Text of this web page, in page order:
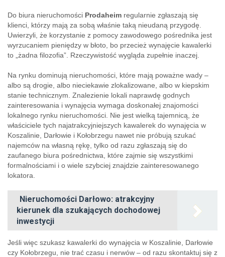
Do biura nieruchomości Prodaheim regularnie zgłaszają się
klienci, którzy mają za sobą właśnie taką nieudaną przygodę.
Uwierzyli, że korzystanie z pomocy zawodowego pośrednika jest
wyrzucaniem pieniędzy w błoto, bo przecież wynajęcie kawalerki
to „żadna filozofia”. Rzeczywistość wygląda zupełnie inaczej.
Na rynku dominują nieruchomości, które mają poważne wady –
albo są drogie, albo nieciekawie zlokalizowane, albo w kiepskim
stanie technicznym. Znalezienie lokali naprawdę godnych
zainteresowania i wynajęcia wymaga doskonałej znajomości
lokalnego rynku nieruchomości. Nie jest wielką tajemnicą, że
właściciele tych najatrakcyjniejszych kawalerek do wynajęcia w
Koszalinie, Darłowie i Kołobrzegu nawet nie próbują szukać
najemców na własną rękę, tylko od razu zgłaszają się do
zaufanego biura pośrednictwa, które zajmie się wszystkimi
formalnościami i o wiele szybciej znajdzie zainteresowanego
lokatora.
Nieruchomości Darłowo: atrakcyjny
kierunek dla szukających dochodowej
inwestycji
Jeśli więc szukasz kawalerki do wynajęcia w Koszalinie, Darłowie
czy Kołobrzegu, nie trać czasu i nerwów – od razu skontaktuj się z